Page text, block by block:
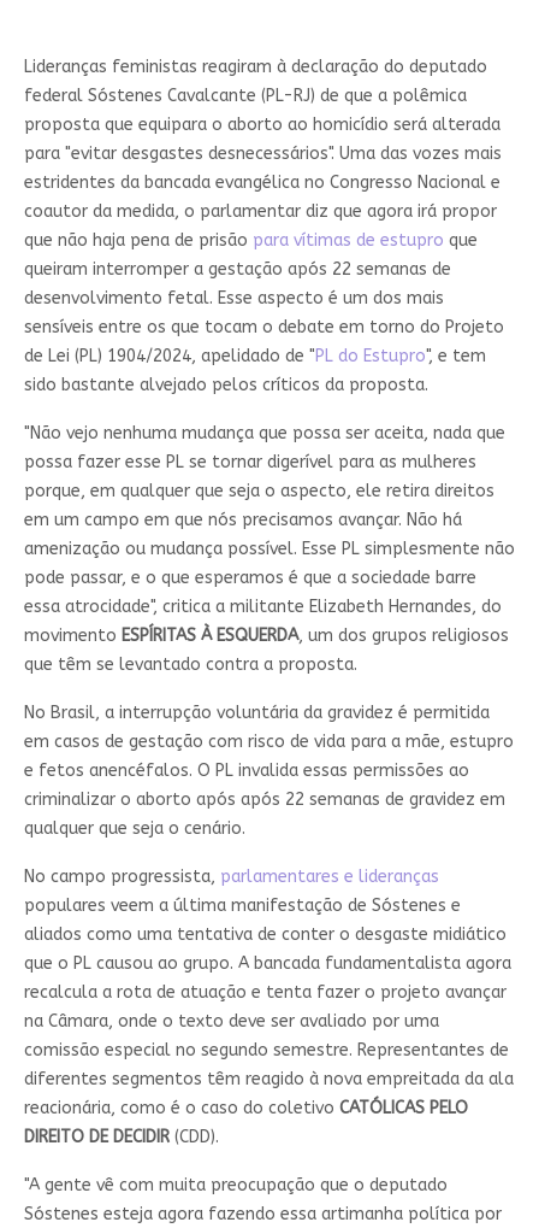
Lideranças feministas reagiram à declaração do deputado
federal Sóstenes Cavalcante (PL-RJ) de que a polêmica
proposta que equipara o aborto ao homicídio será alterada
para "evitar desgastes desnecessários". Uma das vozes mais
estridentes da bancada evangélica no Congresso Nacional e
coautor da medida, o parlamentar diz que agora irá propor
que não haja pena de prisão para vítimas de estupro que
queiram interromper a gestação após 22 semanas de
desenvolvimento fetal. Esse aspecto é um dos mais
sensíveis entre os que tocam o debate em torno do Projeto
de Lei (PL) 1904/2024, apelidado de "PL do Estupro", e tem
sido bastante alvejado pelos críticos da proposta.
"Não vejo nenhuma mudança que possa ser aceita, nada que
possa fazer esse PL se tornar digerível para as mulheres
porque, em qualquer que seja o aspecto, ele retira direitos
em um campo em que nós precisamos avançar. Não há
amenização ou mudança possível. Esse PL simplesmente não
pode passar, e o que esperamos é que a sociedade barre
essa atrocidade", critica a militante Elizabeth Hernandes, do
movimento ESPÍRITAS À ESQUERDA, um dos grupos religiosos
que têm se levantado contra a proposta.
No Brasil, a interrupção voluntária da gravidez é permitida
em casos de gestação com risco de vida para a mãe, estupro
e fetos anencéfalos. O PL invalida essas permissões ao
criminalizar o aborto após após 22 semanas de gravidez em
qualquer que seja o cenário.
No campo progressista, parlamentares e lideranças
populares veem a última manifestação de Sóstenes e
aliados como uma tentativa de conter o desgaste midiático
que o PL causou ao grupo. A bancada fundamentalista agora
recalcula a rota de atuação e tenta fazer o projeto avançar
na Câmara, onde o texto deve ser avaliado por uma
comissão especial no segundo semestre. Representantes de
diferentes segmentos têm reagido à nova empreitada da ala
reacionária, como é o caso do coletivo CATÓLICAS PELO
DIREITO DE DECIDIR(CDD).
"A gente vê com muita preocupação que o deputado
Sóstenes esteja agora fazendo essa artimanha política por